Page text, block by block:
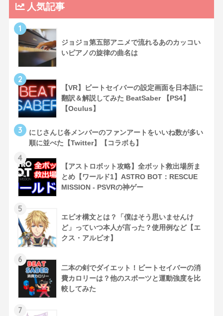
人気記事
1
ジョジョ第五部アニメで流れるあのカッコい
いピアノの旋律の曲名は
2
【VR】ビートセイバーの設定画面を日本語に
翻訳＆解説してみた BeatSaber 【PS4】
【Oculus】
3
にじさんじ各メンバーのファンアートをいいね数が多い
順に並べた【Twitter】【コラボも】
4
【アストロボット攻略】全ボット救出場所ま
とめ【ワールド1】ASTRO BOT：RESCUE
MISSION - PSVRの神ゲー
5
エビオ構文とは？「僕はそう思いませんけ
ど」っていつ本人が言った？使用例など【エ
クス・アルビオ】
6
二本の剣でダイエット！ビートセイバーの消
費カロリーは？他のスポーツと運動強度を比
較してみた
7